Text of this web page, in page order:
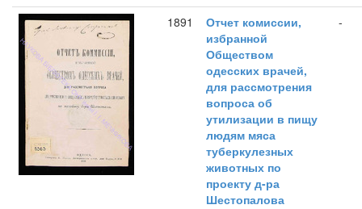
1891
Отчет комиссии,
избранной
Обществом
одесских врачей,
для рассмотрения
вопроса об
утилизации в пищу
людям мяса
туберкулезных
животных по
проекту д-ра
Шестопалова
-